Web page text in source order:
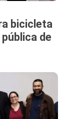
bicicleta
de